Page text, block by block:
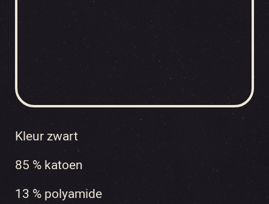
Kleur zwart
85 % katoen
13 % polyamide